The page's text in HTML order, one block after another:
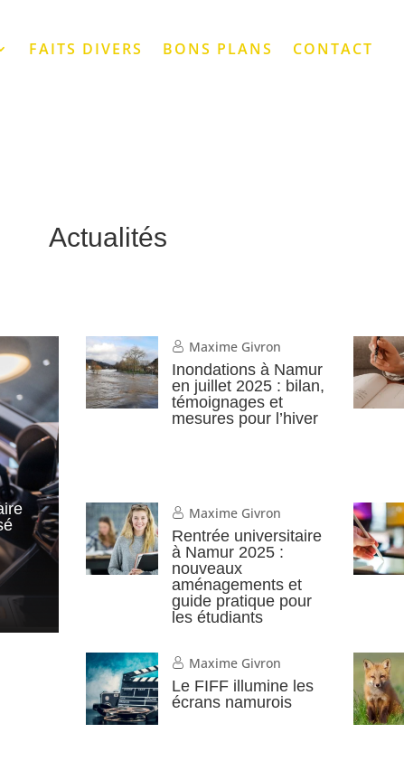
FAITS DIVERS BONS PLANS CONTACT
Actualités
Maxime Givron
Inondations à Namur
en juillet 2025 : bilan,
témoignages et
mesures pour l’hiver
Maxime Givron
Rentrée universitaire
à Namur 2025 :
nouveaux
aménagements et
guide pratique pour
les étudiants
Maxime Givron
Le FIFF illumine les
écrans namurois